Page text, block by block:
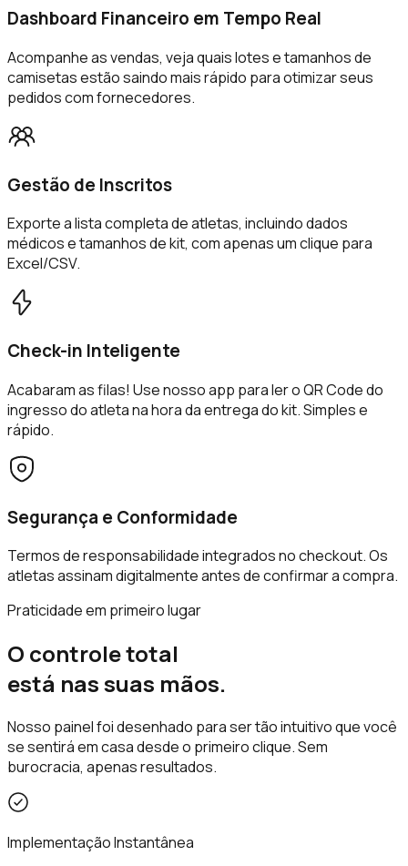
Dashboard Financeiro em Tempo Real
Acompanhe as vendas, veja quais lotes e tamanhos de
camisetas estão saindo mais rápido para otimizar seus
pedidos com fornecedores.
Gestão de Inscritos
Exporte a lista completa de atletas, incluindo dados
médicos e tamanhos de kit, com apenas um clique para
Excel/CSV.
Check-in Inteligente
Acabaram as filas! Use nosso app para ler o QR Code do
ingresso do atleta na hora da entrega do kit. Simples e
rápido.
Segurança e Conformidade
Termos de responsabilidade integrados no checkout. Os
atletas assinam digitalmente antes de confirmar a compra.
Praticidade em primeiro lugar
O controle total
está nas suas mãos.
Nosso painel foi desenhado para ser tão intuitivo que você
se sentirá em casa desde o primeiro clique. Sem
burocracia, apenas resultados.
Implementação Instantânea